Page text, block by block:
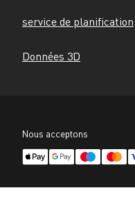
service de planification
Données 3D
Nous acceptons